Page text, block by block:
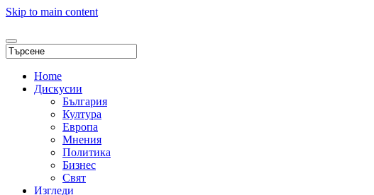
Skip to main content
Home
Дискусии
България
Култура
Европа
Мнения
Политика
Бизнес
Свят
Изгледи